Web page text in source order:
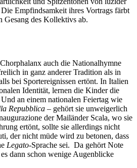
Empfindsamkeit ihres Vortrags färbt
Gesang des Kollektivs ab.
auch die Nationalhymne
in ganz anderer Tradition als in
bei Sportereignissen ertönt. In Italien
Identität, lernen die Kinder die
an einem nationalen Feiertag wie
Repubblica – gehört sie unweigerlich
der Mailänder Scala, wo sie
ertönt, sollte sie allerdings nicht
der nicht müde wird zu betonen, dass
Legato-Sprache sei. Da gehört Note
dann schon wenige Augenblicke